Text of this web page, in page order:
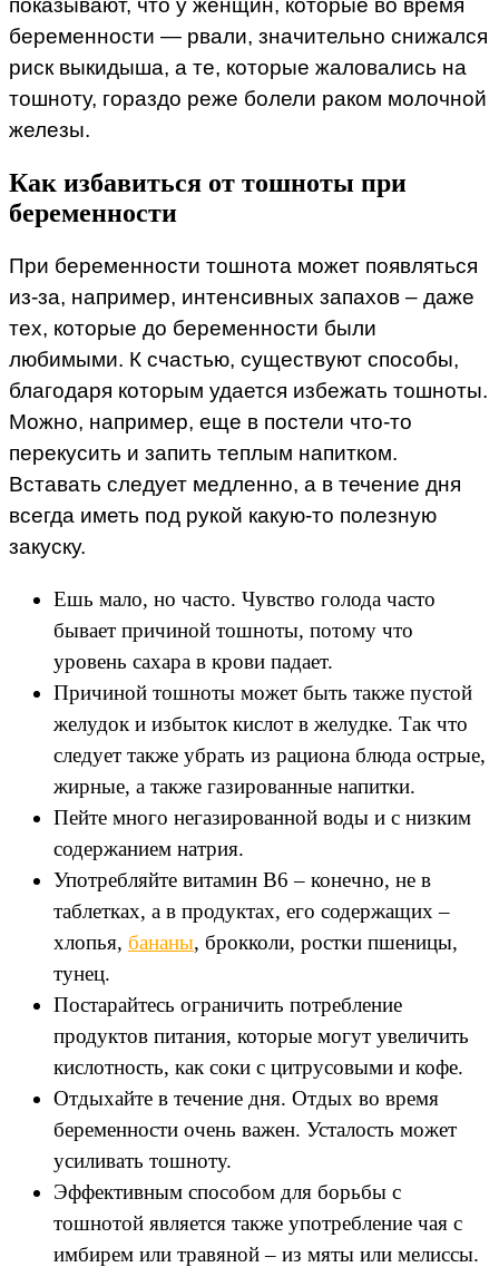
показывают, что у женщин, которые во время
беременности — рвали, значительно снижался
риск выкидыша, а те, которые жаловались на
тошноту, гораздо реже болели раком молочной
железы.
Как избавиться от тошноты при
беременности
При беременности тошнота может появляться
из-за, например, интенсивных запахов – даже
тех, которые до беременности были
любимыми. К счастью, существуют способы,
благодаря которым удается избежать тошноты.
Можно, например, еще в постели что-то
перекусить и запить теплым напитком.
Вставать следует медленно, а в течение дня
всегда иметь под рукой какую-то полезную
закуску.
Ешь мало, но часто. Чувство голода часто
бывает причиной тошноты, потому что
уровень сахара в крови падает.
Причиной тошноты может быть также пустой
желудок и избыток кислот в желудке. Так что
следует также убрать из рациона блюда острые,
жирные, а также газированные напитки.
Пейте много негазированной воды и с низким
содержанием натрия.
Употребляйте витамин B6 – конечно, не в
таблетках, а в продуктах, его содержащих –
хлопья, бананы, брокколи, ростки пшеницы,
тунец.
Постарайтесь ограничить потребление
продуктов питания, которые могут увеличить
кислотность, как соки с цитрусовыми и кофе.
Отдыхайте в течение дня. Отдых во время
беременности очень важен. Усталость может
усиливать тошноту.
Эффективным способом для борьбы с
тошнотой является также употребление чая с
имбирем или травяной – из мяты или мелиссы.